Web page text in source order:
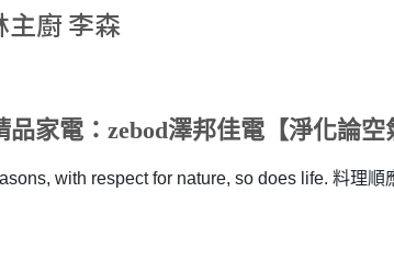
廚 李森
家電：zebod澤邦佳電【淨化論空
with respect for nature, so does life. 料理